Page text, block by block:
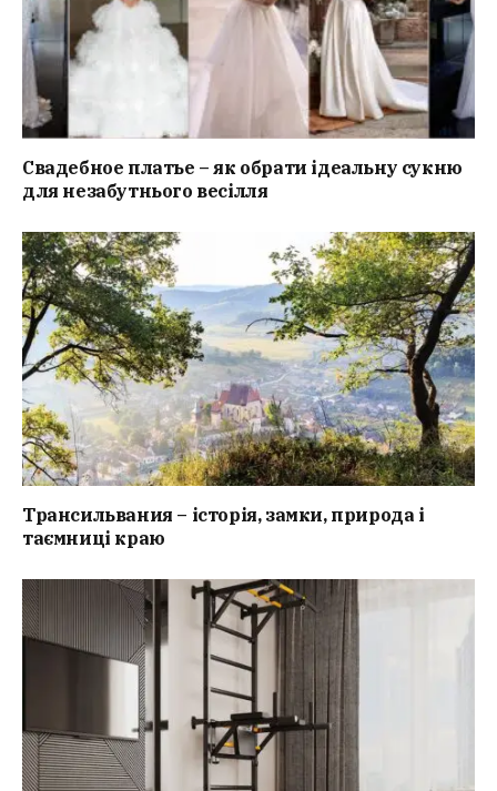
Свадебное платье – як обрати ідеальну сукню
для незабутнього весілля
Трансильвания – історія, замки, природа і
таємниці краю